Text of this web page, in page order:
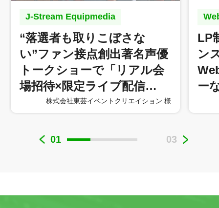
J-Stream Equipmedia
“落選者も取りこぼさな
い”ファン接点創出著名声優
トークショーで「リアル会
場招待×限定ライブ配信…
株式会社東芸イベントクリエイション 様
LP
ン
ー
01 03